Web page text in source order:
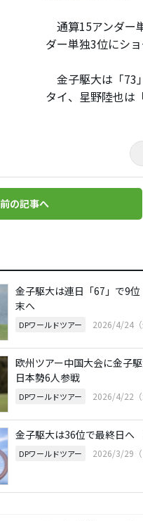
通算15アンダー
ダー単独3位にシ
金子駆大は「73
タイ、星野陸也は
前の記事へ
金子駆大は連日「67」で9
末へ
DPワールドツアー 2026/4/24
欧州ツアー中国大会に金子
日本勢6人参戦
DPワールドツアー 2026/4/22
金子駆大は36位で最終日
DPワールドツアー 2026/3/29